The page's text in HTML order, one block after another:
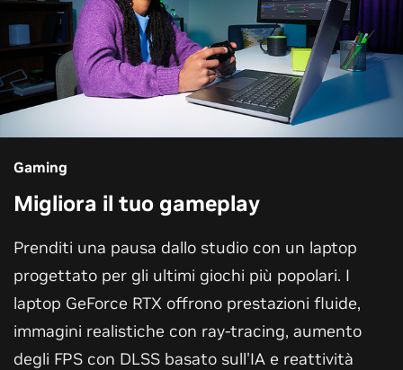
Gaming
Migliora il tuo gameplay
Prenditi una pausa dallo studio con un laptop
progettato per gli ultimi giochi più popolari. I
laptop GeForce RTX offrono prestazioni fluide,
immagini realistiche con ray-tracing, aumento
degli FPS con DLSS basato sull'IA e reattività